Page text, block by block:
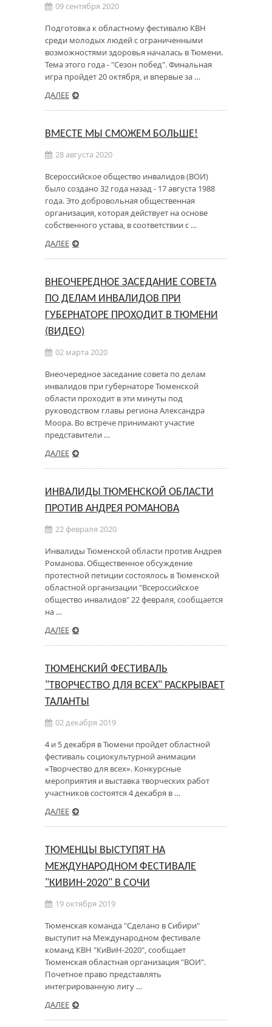
09 сентября 2020
Подготовка к областному фестивалю КВН
среди молодых людей с ограниченными
возможностями здоровья началась в Тюмени.
Тема этого года - "Сезон побед". Финальная
игра пройдет 20 октября, и впервые за …
ДАЛЕЕ
ВМЕСТЕ МЫ СМОЖЕМ БОЛЬШЕ!
28 августа 2020
Всероссийское общество инвалидов (ВОИ)
было создано 32 года назад - 17 августа 1988
года. Это добровольная общественная
организация, которая действует на основе
собственного устава, в соответствии с …
ДАЛЕЕ
ВНЕОЧЕРЕДНОЕ ЗАСЕДАНИЕ СОВЕТА
ПО ДЕЛАМ ИНВАЛИДОВ ПРИ
ГУБЕРНАТОРЕ ПРОХОДИТ В ТЮМЕНИ
(ВИДЕО)
02 марта 2020
Внеочередное заседание совета по делам
инвалидов при губернаторе Тюменской
области проходит в эти минуты под
руководством главы региона Александра
Моора. Во встрече принимают участие
представители …
ДАЛЕЕ
ИНВАЛИДЫ ТЮМЕНСКОЙ ОБЛАСТИ
ПРОТИВ АНДРЕЯ РОМАНОВА
22 февраля 2020
Инвалиды Тюменской области против Андрея
Романова. Общественное обсуждение
протестной петиции состоялось в Тюменской
областной организации "Всероссийское
общество инвалидов" 22 февраля, сообщается
на …
ДАЛЕЕ
ТЮМЕНСКИЙ ФЕСТИВАЛЬ
"ТВОРЧЕСТВО ДЛЯ ВСЕХ" РАСКРЫВАЕТ
ТАЛАНТЫ
02 декабря 2019
4 и 5 декабря в Тюмени пройдет областной
фестиваль социокультурной анимации
«Творчество для всех». Конкурсные
мероприятия и выставка творческих работ
участников состоятся 4 декабря в …
ДАЛЕЕ
ТЮМЕНЦЫ ВЫСТУПЯТ НА
МЕЖДУНАРОДНОМ ФЕСТИВАЛЕ
"КИВИН-2020" В СОЧИ
19 октября 2019
Тюменская команда "Сделано в Сибири"
выступит на Международном фестивале
команд КВН "КиВиН-2020", сообщает
Тюменская областная организация "ВОИ".
Почетное право представлять
интегрированную лигу …
ДАЛЕЕ